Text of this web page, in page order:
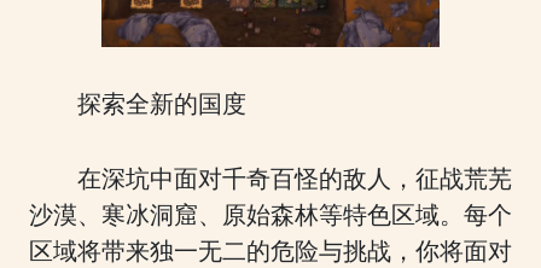
探索全新的国度
在深坑中面对千奇百怪的敌人，征战荒芜
沙漠、寒冰洞窟、原始森林等特色区域。每个
区域将带来独一无二的危险与挑战，你将面对